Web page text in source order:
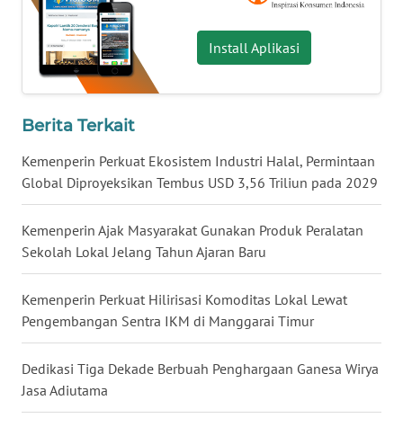
Install Aplikasi
Berita Terkait
Kemenperin Perkuat Ekosistem Industri Halal, Permintaan
Global Diproyeksikan Tembus USD 3,56 Triliun pada 2029
Kemenperin Ajak Masyarakat Gunakan Produk Peralatan
Sekolah Lokal Jelang Tahun Ajaran Baru
Kemenperin Perkuat Hilirisasi Komoditas Lokal Lewat
Pengembangan Sentra IKM di Manggarai Timur
Dedikasi Tiga Dekade Berbuah Penghargaan Ganesa Wirya
Jasa Adiutama
WN
NUSANTARA
WN
JATIM
BALI
KALBAR
KALTENG